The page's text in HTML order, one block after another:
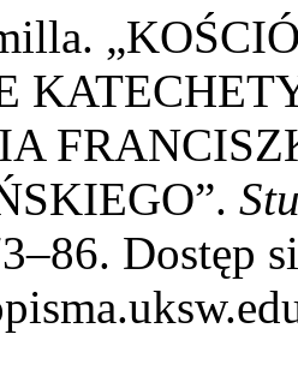
Dostęp